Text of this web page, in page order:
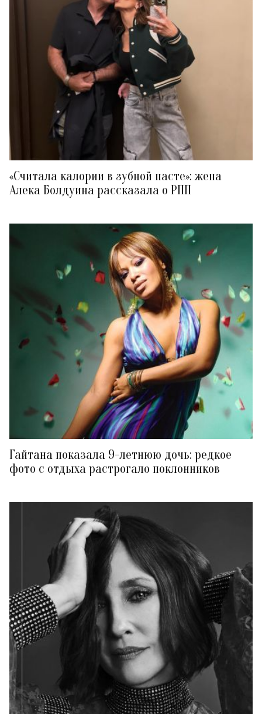
«Считала калории в зубной пасте»: жена
Алека Болдуина рассказала о РПП
Гайтана показала 9-летнюю дочь: редкое
фото с отдыха растрогало поклонников